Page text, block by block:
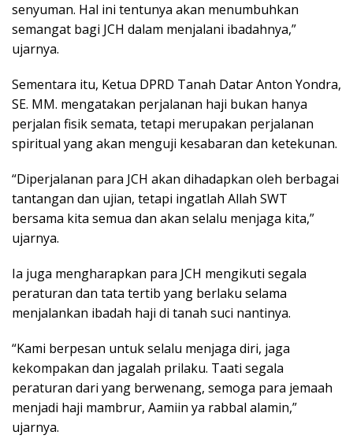
senyuman. Hal ini tentunya akan menumbuhkan
semangat bagi JCH dalam menjalani ibadahnya,”
ujarnya.
Sementara itu, Ketua DPRD Tanah Datar Anton Yondra,
SE. MM. mengatakan perjalanan haji bukan hanya
perjalan fisik semata, tetapi merupakan perjalanan
spiritual yang akan menguji kesabaran dan ketekunan.
“Diperjalanan para JCH akan dihadapkan oleh berbagai
tantangan dan ujian, tetapi ingatlah Allah SWT
bersama kita semua dan akan selalu menjaga kita,”
ujarnya.
Ia juga mengharapkan para JCH mengikuti segala
peraturan dan tata tertib yang berlaku selama
menjalankan ibadah haji di tanah suci nantinya.
“Kami berpesan untuk selalu menjaga diri, jaga
kekompakan dan jagalah prilaku. Taati segala
peraturan dari yang berwenang, semoga para jemaah
menjadi haji mambrur, Aamiin ya rabbal alamin,”
ujarnya.